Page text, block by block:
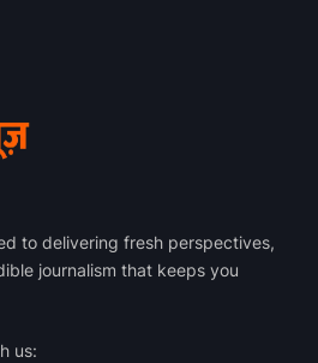
to delivering fresh perspectives,
journalism that keeps you
us: